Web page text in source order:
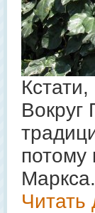
Вокруг
потому
Маркса.
Читать